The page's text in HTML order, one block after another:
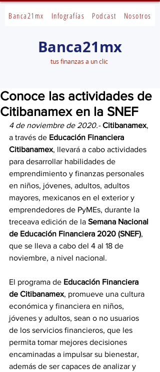
Banca21mx Infografías Podcast Nosotros
Banca21mx
tus finanzas a un clic
Conoce las actividades de
Citibanamex en la SNEF
4 de noviembre de 2020.- Citibanamex,
a través de Educación Financiera
Citibanamex, llevará a cabo actividades
para desarrollar habilidades de
emprendimiento y finanzas personales
en niños, jóvenes, adultos, adultos
mayores, mexicanos en el exterior y
emprendedores de PyMEs, durante la
treceava edición de la Semana Nacional
de Educación Financiera 2020 (SNEF),
que se lleva a cabo del 4 al 18 de
noviembre, a nivel nacional.
El programa de Educación Financiera
de Citibanamex, promueve una cultura
económica y financiera en niños,
jóvenes y adultos, sean o no usuarios
de los servicios financieros, que les
permita tomar mejores decisiones
encaminadas a impulsar su bienestar,
además de ser capaces de analizar y